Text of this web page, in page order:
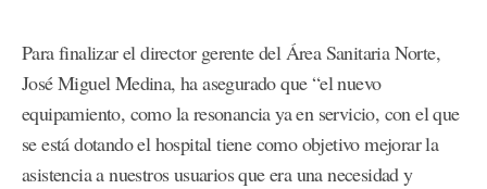
Para finalizar el director gerente del Área Sanitaria Norte,
José Miguel Medina, ha asegurado que “el nuevo
equipamiento, como la resonancia ya en servicio, con el que
se está dotando el hospital tiene como objetivo mejorar la
asistencia a nuestros usuarios que era una necesidad y